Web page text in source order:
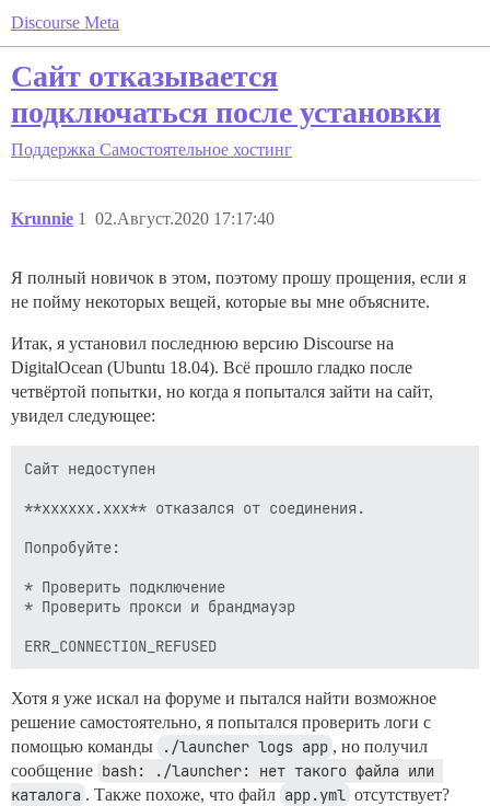
Discourse Meta
Сайт отказывается
подключаться после установки
Поддержка Самостоятельное хостинг
Krunnie 02.Август.2020 17:17:40
1
Я полный новичок в этом, поэтому прошу прощения, если я
не пойму некоторых вещей, которые вы мне объясните.
Итак, я установил последнюю версию Discourse на
DigitalOcean (Ubuntu 18.04). Всё прошло гладко после
четвёртой попытки, но когда я попытался зайти на сайт,
увидел следующее:
Сайт недоступен
**xxxxxx.xxx** отказался от соединения.
Попробуйте:
* Проверить подключение
* Проверить прокси и брандмауэр
Хотя я уже искал на форуме и пытался найти возможное
решение самостоятельно, я попытался проверить логи с
помощью команды
./launcher logs app , но получил
сообщение bash: ./launcher: нет такого файла или
каталога . Также похоже, что файл app.yml отсутствует?